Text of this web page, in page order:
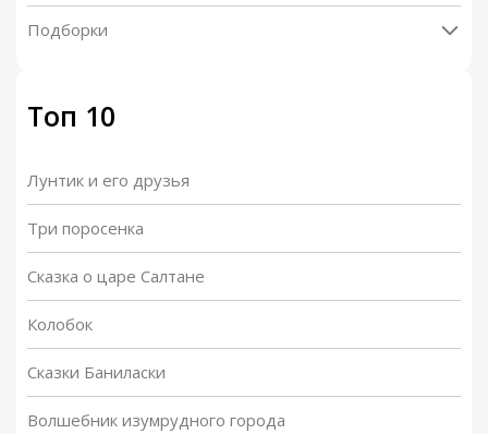
Подборки
Топ 10
Лунтик и его друзья
Три поросенка
Сказка о царе Салтане
Колобок
Сказки Баниласки
Волшебник изумрудного города